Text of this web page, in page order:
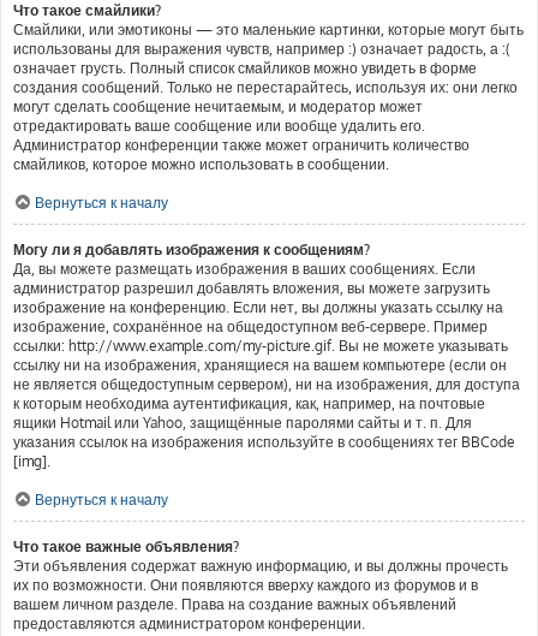
Что такое смайлики?
Смайлики, или эмотиконы — это маленькие картинки, которые могут быть
использованы для выражения чувств, например :) означает радость, а :(
означает грусть. Полный список смайликов можно увидеть в форме
создания сообщений. Только не перестарайтесь, используя их: они легко
могут сделать сообщение нечитаемым, и модератор может
отредактировать ваше сообщение или вообще удалить его.
Администратор конференции также может ограничить количество
смайликов, которое можно использовать в сообщении.
Вернуться к началу
Могу ли я добавлять изображения к сообщениям?
Да, вы можете размещать изображения в ваших сообщениях. Если
администратор разрешил добавлять вложения, вы можете загрузить
изображение на конференцию. Если нет, вы должны указать ссылку на
изображение, сохранённое на общедоступном веб-сервере. Пример
ссылки: http://www.example.com/my-picture.gif. Вы не можете указывать
ссылку ни на изображения, хранящиеся на вашем компьютере (если он
не является общедоступным сервером), ни на изображения, для доступа
к которым необходима аутентификация, как, например, на почтовые
ящики Hotmail или Yahoo, защищённые паролями сайты и т. п. Для
указания ссылок на изображения используйте в сообщениях тег BBCode
[img].
Вернуться к началу
Что такое важные объявления?
Эти объявления содержат важную информацию, и вы должны прочесть
их по возможности. Они появляются вверху каждого из форумов и в
вашем личном разделе. Права на создание важных объявлений
предоставляются администратором конференции.